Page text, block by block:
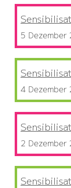
5 Dezember
4 Dezember
2 Dezember